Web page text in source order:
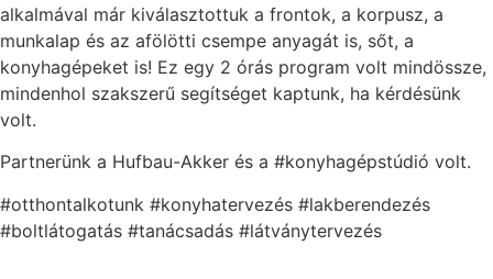
alkalmával már kiválasztottuk a frontok, a korpusz, a
munkalap és az afölötti csempe anyagát is, sőt, a
konyhagépeket is! Ez egy 2 órás program volt mindössze,
mindenhol szakszerű segítséget kaptunk, ha kérdésünk
volt.
Partnerünk a Hufbau-Akker és a #konyhagépstúdió volt.
#otthontalkotunk #konyhatervezés #lakberendezés
#boltlátogatás #tanácsadás #látványtervezés